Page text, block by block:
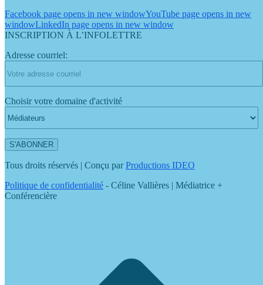
Facebook page opens in new windowYouTube page opens in new
windowLinkedIn page opens in new window
INSCRIPTION À L’INFOLETTRE
Adresse courriel:
Choisir votre domaine d'activité
Tous droits réservés | Conçu par Productions IDEO
Politique de confidentialité - Céline Vallières | Médiatrice +
Conférencière